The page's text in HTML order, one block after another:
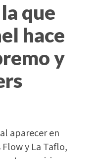
que
hace
y
aparecer en
y La Taflo,